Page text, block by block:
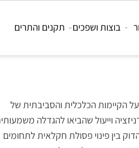
בוצות ושפכים תקנים והתרים
הכלכלית והסביבתית של
וייעול שהביאו להגדלה משמעותית
פינוי פסולת חקלאית לתחומים